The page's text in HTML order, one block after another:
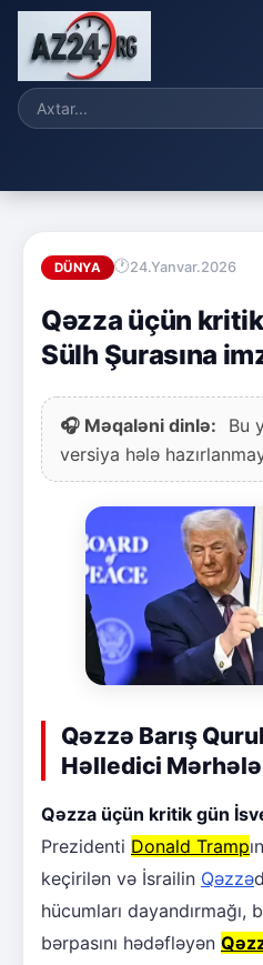
DÜNYA 24.Yanvar.2026
Qəzza üçün
Sülh Şurasına
🎧 Məqaləni dinlə:
Bu
versiya hələ
Qəzzə Barış
Həlledici Mərhələ
Qəzza üçün kritik gün
Prezidenti Donald Tramp
keçirilən və İsrailin Qəzzə
hücumları dayandırmağı,
bərpasını hədəfləyən